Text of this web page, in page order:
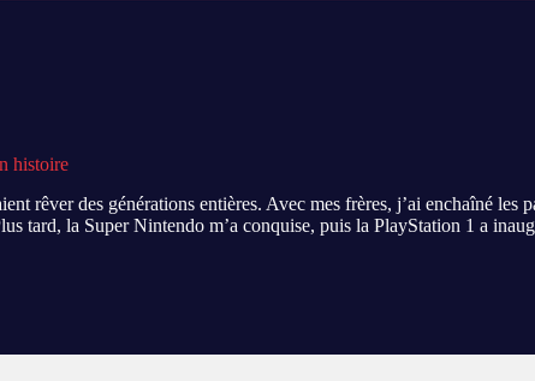
histoire
rêver des générations entières. Avec mes frères, j’ai enchaîné les
tard, la Super Nintendo m’a conquise, puis la PlayStation 1 a